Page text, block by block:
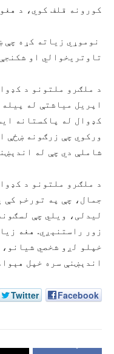
کورونه قلف کوي، د
نوموړي زیاته کړه چې
تاوتریخوالي او
د ملګرو ملتونو د
کډوال له پاکستانه
ورکوي چې زرګونه ښځې
شاملې دي چې له
د ملګرو ملتونو د
جمال، چې په تورخم کې
لیدلی، ویلي چې
زور راستنېږي. هغه
خپلو لږو شخصي
اندېښنې سره خپل
Facebook
Twitter